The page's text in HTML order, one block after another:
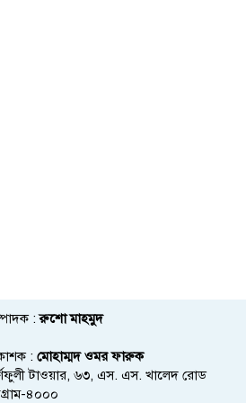
:রুশো মাহমুদ
: মোহাম্মদ ওমর ফারুক
টাওয়ার, ৬৩, এস. এস. খালেদ রোড
৪০০০